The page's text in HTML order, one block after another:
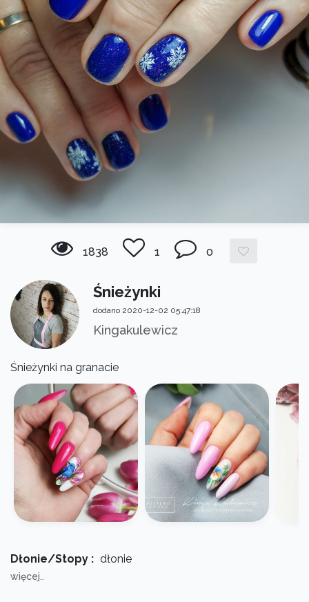
1838 1 0
Śnieżynki
dodano 2020-12-02 05:47:18
Kingakulewicz
Śnieżynki na granacie
Dłonie/Stopy : dłonie
więcej..